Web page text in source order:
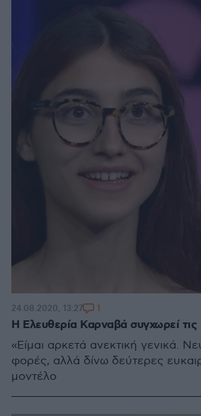
H Ελευθερία Καρναβά συγχωρεί
«Είμαι αρκετά ανεκτική γενικά.
φορές, αλλά δίνω δεύτερες
μοντέλο
24.08.2020, 13:27 1